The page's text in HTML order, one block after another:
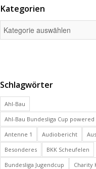
Kategorien
Schlagwörter
Ahl-Bau
Ahl-Bau Bundesliga Cup
Antenne 1
Audiobericht
Besonderes
BKK Scheufelen
Bundesliga Jugendcup
Charity